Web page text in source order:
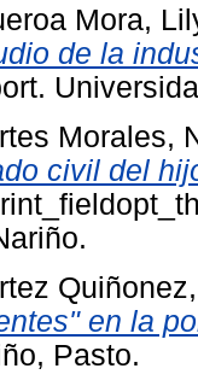
Mora,
de la
Morales,
civil del
en la
Pasto.